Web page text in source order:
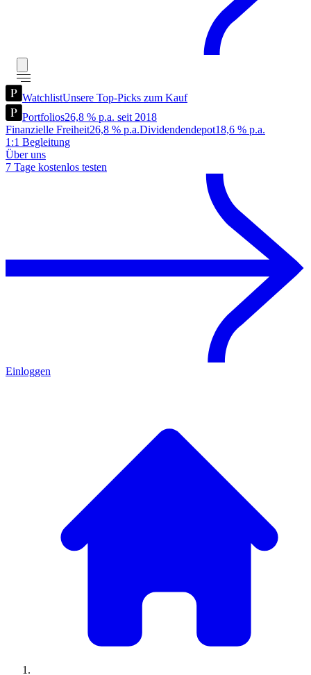
WatchlistUnsere Top-Picks zum Kauf
Portfolios26,8 % p.a. seit 2018
Finanzielle Freiheit26,8 % p.a.Dividendendepot18,6 % p.a.
1:1 Begleitung
Über uns
7 Tage kostenlos testen
Einloggen